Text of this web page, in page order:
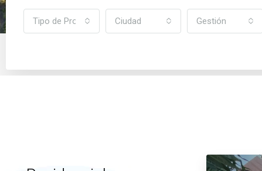
Tipo de Propiedad Ciudad Gestión